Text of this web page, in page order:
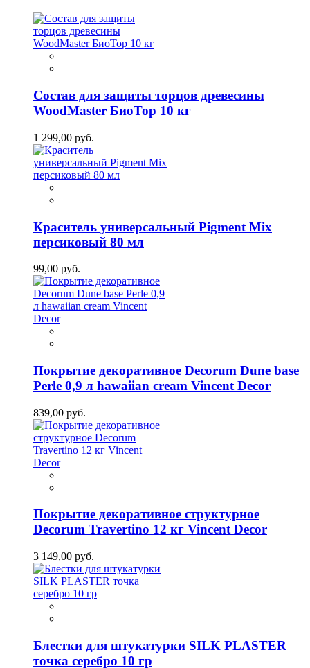
Состав для защиты торцов древесины
WoodMaster БиоТор 10 кг
1 299,00 руб.
Краситель универсальный Pigment Mix
персиковый 80 мл
99,00 руб.
Покрытие декоративное Decorum Dune base
Perle 0,9 л hawaiian cream Vincent Decor
839,00 руб.
Покрытие декоративное структурное
Decorum Travertino 12 кг Vincent Decor
3 149,00 руб.
Блестки для штукатурки SILK PLASTER
точка серебро 10 гр